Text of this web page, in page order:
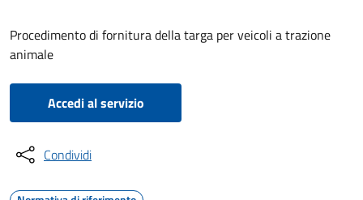
Procedimento di fornitura della targa per veicoli a trazione
animale
Accedi al servizio
Condividi